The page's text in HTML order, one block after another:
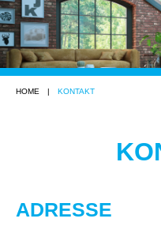
HOME | KONTAKT
ADRESSE